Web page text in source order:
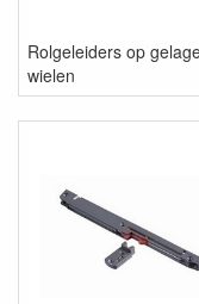
Rolgeleiders op
wielen